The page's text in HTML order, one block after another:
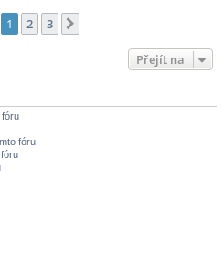
1 2 3
Přejít na
fóru
fóru